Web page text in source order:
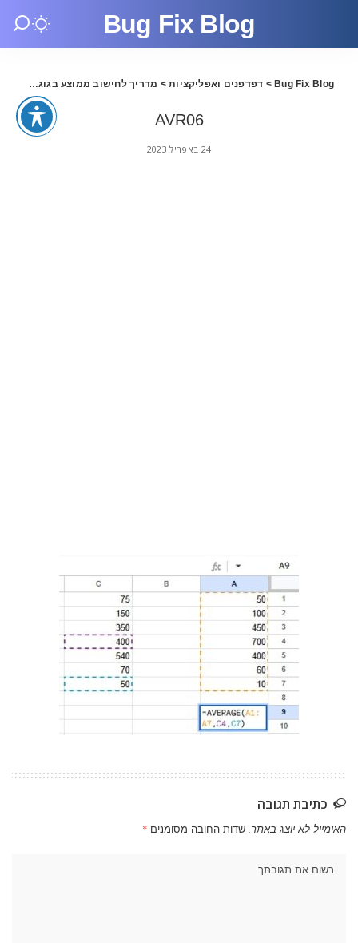
Bug Fix Blog
Bug Fix Blog
> דפדפנים ואפליקציות> מדריך לחישוב ממוצע בגוגל Sheets
AVR06
24 באפריל 2023
כתיבת תגובה
האימייל לא יוצג באתר. שדות החובה מסומנים *